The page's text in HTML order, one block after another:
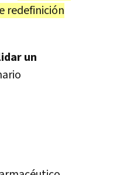
redefinición
un